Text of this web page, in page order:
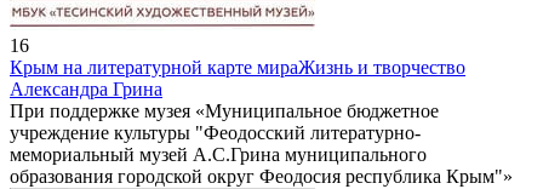
16
Крым на литературной карте мираЖизнь и творчество
Александра Грина
При поддержке музея «Муниципальное бюджетное
учреждение культуры "Феодосский литературно-
мемориальный музей А.С.Грина муниципального
образования городской округ Феодосия республика Крым"»